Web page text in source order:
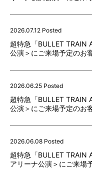
2026.07.12 Posted
超特急「BULLET TRAIN
公演＞にご来場予定のお
2026.06.25 Posted
超特急「BULLET TRAIN
公演＞にご来場予定のお
2026.06.08 Posted
超特急「BULLET TRAIN
アリーナ公演＞にご来場